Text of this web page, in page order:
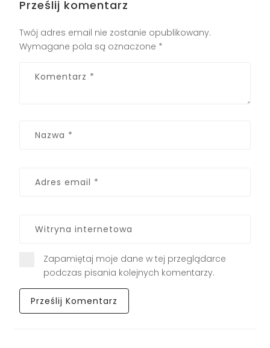
Prześlij komentarz
Twój adres email nie zostanie opublikowany.
Wymagane pola są oznaczone *
Zapamiętaj moje dane w tej przeglądarce
podczas pisania kolejnych komentarzy.